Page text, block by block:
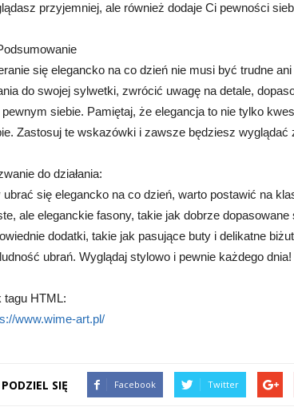
przyjemniej, ale również dodaje Ci pewności
się elegancko na co dzień nie musi być trudne
do swojej sylwetki, zwrócić uwagę na detale,
siebie. Pamiętaj, że elegancja to nie tylko
Zastosuj te wskazówki i zawsze będziesz wyglądać
do działania:
ubrać się elegancko na co dzień, warto postawić na
ale eleganckie fasony, takie jak dobrze
dodatki, takie jak pasujące buty i delikatne
ubrań. Wyglądaj stylowo i pewnie każdego dnia!
tagu HTML:
www.wime-art.pl/
PODZIEL SIĘ Facebook Twitter